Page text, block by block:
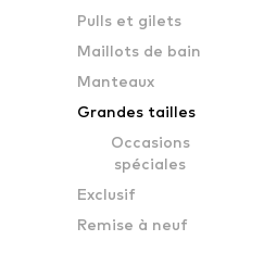
Pulls et gilets
Maillots de bain
Manteaux
Grandes tailles
Occasions
spéciales
Exclusif
Remise à neuf